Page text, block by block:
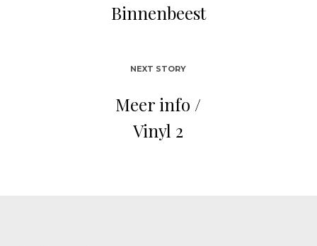
Binnenbeest
NEXT STORY
Meer info /
Vinyl 2